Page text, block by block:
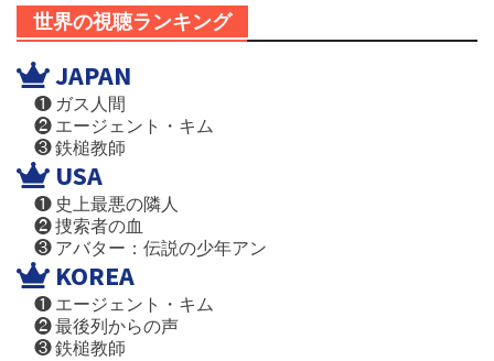
世界の視聴ランキング
JAPAN
❶ ガス人間
❷ エージェント・キム
❸ 鉄槌教師
USA
❶ 史上最悪の隣人
❷ 捜索者の血
❸ アバター：伝説の少年アン
KOREA
❶ エージェント・キム
❷ 最後列からの声
❸ 鉄槌教師